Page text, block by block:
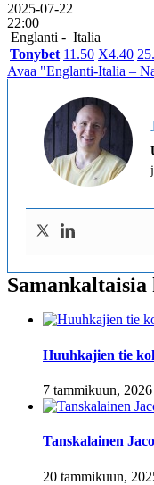
2025-07-22
22:00
Englanti - Italia
Tonybet 11.50 X4.40 2
Avaa "Englanti-Italia –
Huuhkajien tie
7 tammikuun, 2026
Tanskalainen
20 tammikuun,